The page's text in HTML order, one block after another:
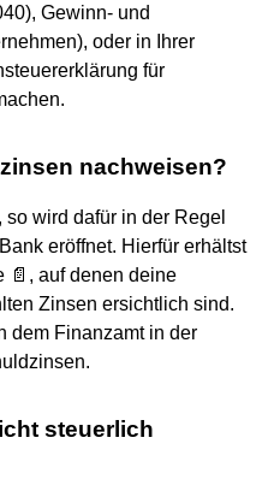
Gewinn- und
oder in Ihrer
für
nachweisen?
wird dafür in der Regel
eröffnet. Hierfür erhältst
📄, auf denen deine
Zinsen ersichtlich sind.
dem Finanzamt in der
steuerlich